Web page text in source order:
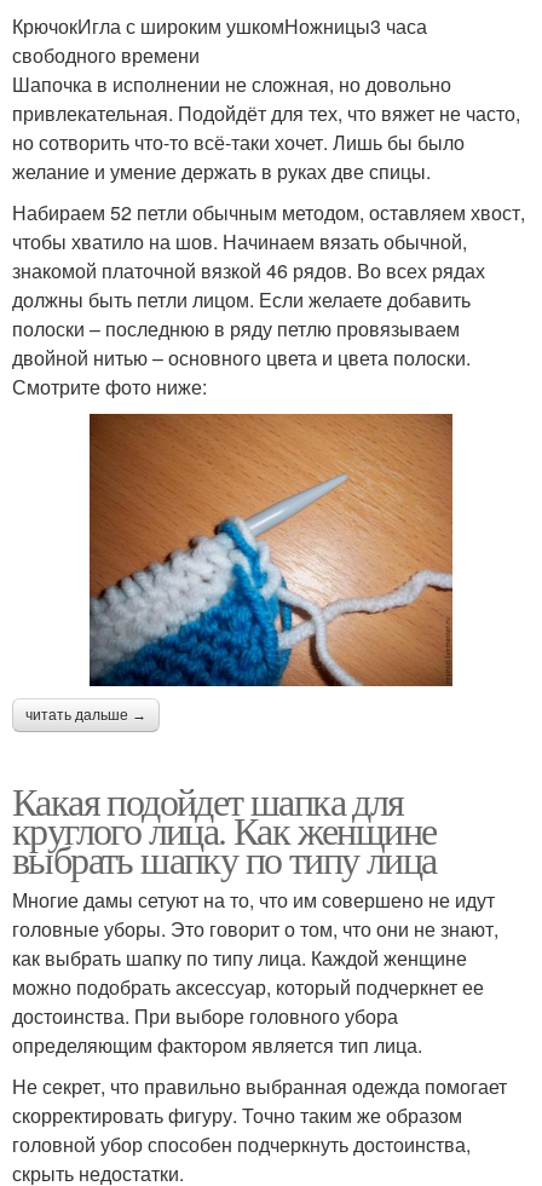
КрючокИгла с широким ушкомНожницы3 часа
свободного времени
Шапочка в исполнении не сложная, но довольно
привлекательная. Подойдёт для тех, что вяжет не часто,
но сотворить что-то всё-таки хочет. Лишь бы было
желание и умение держать в руках две спицы.
Набираем 52 петли обычным методом, оставляем хвост,
чтобы хватило на шов. Начинаем вязать обычной,
знакомой платочной вязкой 46 рядов. Во всех рядах
должны быть петли лицом. Если желаете добавить
полоски – последнюю в ряду петлю провязываем
двойной нитью – основного цвета и цвета полоски.
Смотрите фото ниже:
читать дальше →
Какая подойдет шапка для
круглого лица. Как женщине
выбрать шапку по типу лица
Многие дамы сетуют на то, что им совершено не идут
головные уборы. Это говорит о том, что они не знают,
как выбрать шапку по типу лица. Каждой женщине
можно подобрать аксессуар, который подчеркнет ее
достоинства. При выборе головного убора
определяющим фактором является тип лица.
Не секрет, что правильно выбранная одежда помогает
скорректировать фигуру. Точно таким же образом
головной убор способен подчеркнуть достоинства,
скрыть недостатки.